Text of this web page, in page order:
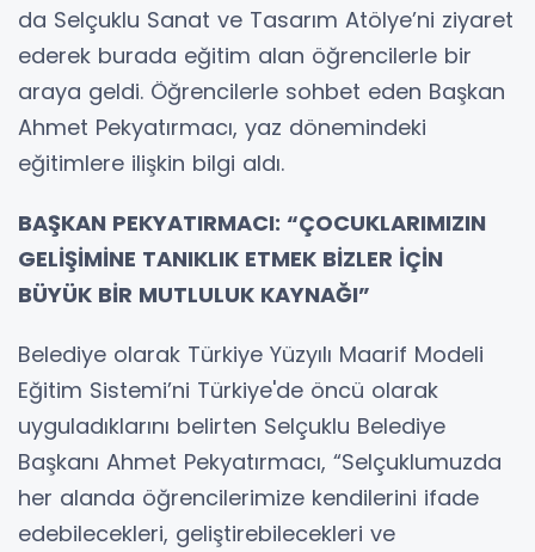
da Selçuklu Sanat ve Tasarım Atölye’ni ziyaret
ederek burada eğitim alan öğrencilerle bir
araya geldi. Öğrencilerle sohbet eden Başkan
Ahmet Pekyatırmacı, yaz dönemindeki
eğitimlere ilişkin bilgi aldı.
BAŞKAN PEKYATIRMACI: “ÇOCUKLARIMIZIN
GELİŞİMİNE TANIKLIK ETMEK BİZLER İÇİN
BÜYÜK BİR MUTLULUK KAYNAĞI”
Belediye olarak Türkiye Yüzyılı Maarif Modeli
Eğitim Sistemi’ni Türkiye'de öncü olarak
uyguladıklarını belirten Selçuklu Belediye
Başkanı Ahmet Pekyatırmacı, “Selçuklumuzda
her alanda öğrencilerimize kendilerini ifade
edebilecekleri, geliştirebilecekleri ve